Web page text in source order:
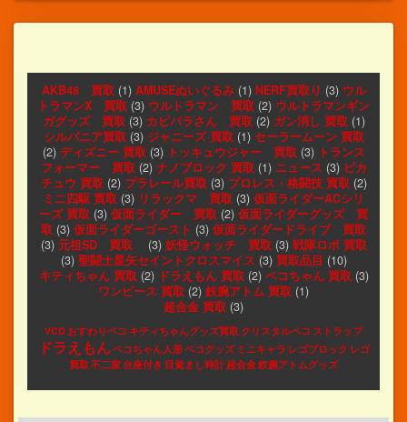
AKB48 買取 (1) AMUSEぬいぐるみ(1) NERF買取り (3) ウル
トラマンX 買取 (3) ウルトラマン 買取 (2) ウルトラマンギン
ガグッズ 買取 (3) カピバラさん 買取 (2) ガン消し 買取 (1)
シルバニア買取 (3) ジャニーズ 買取 (1) セーラームーン 買取
(2) ディズニー 買取 (3) トッキュウジャー 買取 (3) トランス
フォーマー 買取 (2) ナノブロック 買取 (1) ニュース (3) ピカ
チュウ 買取 (2) プラレール買取 (3) プロレス・格闘技 買取 (2)
ミニ四駆 買取 (3) リラックマ 買取 (3) 仮面ライダーACシリ
ーズ 買取 (3) 仮面ライダー 買取 (2) 仮面ライダーグッズ 買
取 (3) 仮面ライダーゴースト (3) 仮面ライダードライブ 買取
(3) 元祖SD 買取 (3) 妖怪ウォッチ 買取 (3) 戦隊ロボ 買取
(3) 聖闘士星矢セイントクロスマイス (3) 買取品目 (10)
キティちゃん 買取 (2) ドラえもん 買取 (2) ペコちゃん 買取 (3)
ワンピース 買取 (2) 鉄腕アトム 買取 (1)
超合金 買取 (3)
VCD おすわりペコ キティちゃんグッズ買取 クリスタルペコ ストラップ
ドラえもんペコちゃん人形ペコグッズ ミニキャラ レゴブロック レゴ
買取 不二家 台座付き 目覚まし時計超合金鉄腕アトムグッズ